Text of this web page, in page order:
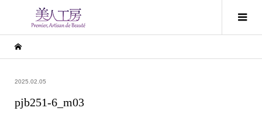
2025.02.05
pjb251-6_m03